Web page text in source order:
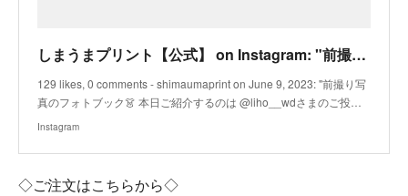
しまうまプリント【公式】 on Instagram: "前撮り写真のフォトブック👗 本日ご紹介するのは @liho__wdさまのご投稿です。 前撮りのお写真をフォトブックにしていただきました！
129 likes, 0 comments - shimaumaprint on June 9, 2023: "前撮り写
真のフォトブック👗 本日ご紹介するのは @liho__wdさまのご投…
Instagram
◇ご注文はこちらから◇